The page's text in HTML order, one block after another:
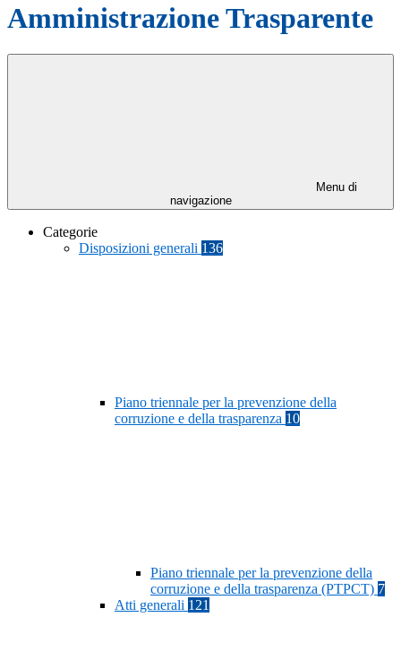
Amministrazione Trasparente
Menu di
navigazione
Categorie
Disposizioni generali 136
Piano triennale per la prevenzione della
corruzione e della trasparenza 10
Piano triennale per la prevenzione della
corruzione e della trasparenza (PTPCT) 7
Atti generali 121